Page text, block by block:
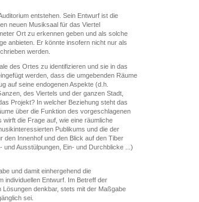
entstehen. Sein Entwurf ist die
neuen Musiksaal für das Viertel
Ort zu erkennen geben und als solche
anbieten. Er könnte insofern nicht nur als
werden.
des Ortes zu identifizieren und sie in das
werden, dass die umgebenden Räume
auf seine endogenen Aspekte (d.h.
des Viertels und der ganzen Stadt,
Projekt? In welcher Beziehung steht das
über die Funktion des vorgeschlagenen
die Frage auf, wie eine räumliche
Publikums und die der
den Innenhof und den Blick auf den Tiber
Ausstülpungen, Ein- und Durchblicke ...)
und damit einhergehend die
individuellen Entwurf. Im Betreff der
denkbar, stets mit der Maßgabe
sei.